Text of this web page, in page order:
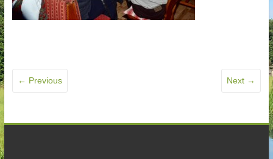
← Previous Next →